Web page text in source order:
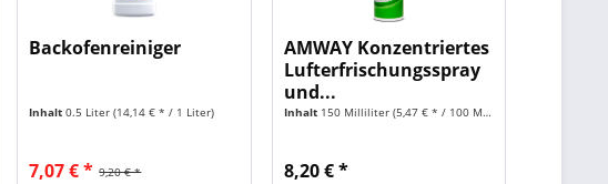
Backofenreiniger
Inhalt0.5 Liter(14,14 € * / 1 Liter)
9,20 € *
7,07 € *
AMWAY Konzentriertes
Lufterfrischungsspray
und...
Inhalt 150 Milliliter (5,47 € * / 100 Milliliter)
8,20 € *